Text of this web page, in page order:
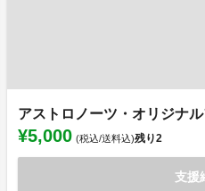
アストロノーツ・オリジナ
¥5,000 (税込/送料込)残り2
支援